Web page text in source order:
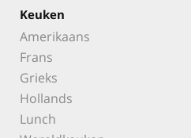
Keuken
Amerikaans
Frans
Grieks
Hollands
Lunch